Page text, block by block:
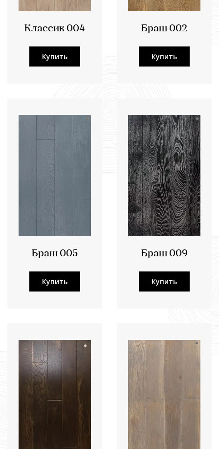
Классик 004
Купить
Браш 002
Купить
Браш 005
Купить
Браш 009
Купить